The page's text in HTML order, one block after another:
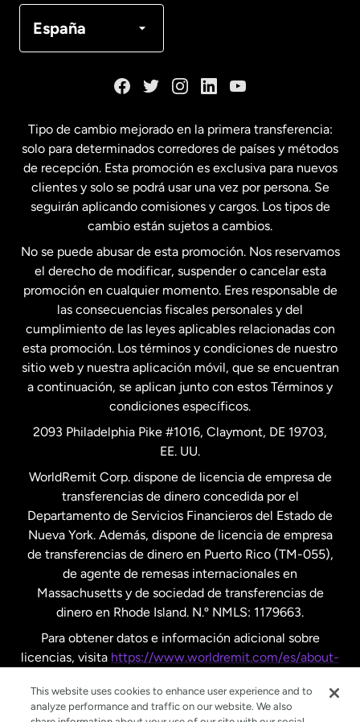
España
Français
Estados Unidos English
Estados Unidos Español
Francia
Malasia
Nueva Zelanda
Países Bajos
Suecia
Tipo de cambio mejorado en la primera transferencia:
solo para determinados corredores de países y métodos
de recepción. Esta promoción es exclusiva para nuevos
clientes y solo se podrá usar una vez por persona. Se
seguirán aplicando comisiones y cargos. Los tipos de
cambio están sujetos a cambios.
No se puede abusar de esta promoción. Nos reservamos
el derecho de modificar, suspender o cancelar esta
promoción en cualquier momento. Eres responsable de
las consecuencias fiscales personales y del
cumplimiento de las leyes aplicables relacionadas con
esta promoción. Los términos y condiciones de nuestro
sitio web y nuestra aplicación móvil, que se encuentran
a continuación, se aplican junto con estos Términos y
condiciones específicos.
2093 Philadelphia Pike #1016, Claymont, DE 19703,
EE. UU.
WorldRemit Corp. dispone de licencia de empresa de
transferencias de dinero concedida por el
Departamento de Servicios Financieros del Estado de
Nueva York. Además, dispone de licencia de empresa
de transferencias de dinero en Puerto Rico (TM-055),
de agente de remesas internacionales en
Massachusetts y de sociedad de transferencias de
dinero en Rhode Island. N.º NMLS: 1179663.
Para obtener datos e información adicional sobre
licencias, visita https://www.worldremit.com/es/about-
This website uses cookies to enhance user experience and to
analyze performance and traffic on our website. We also